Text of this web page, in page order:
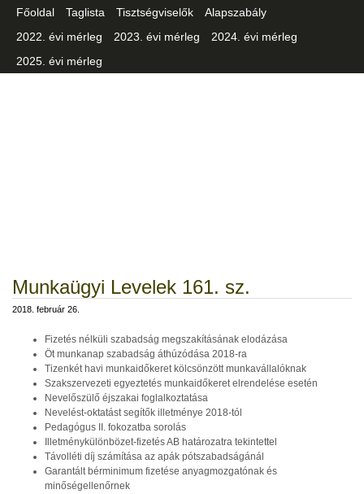
Főoldal Taglista Tisztségviselők
Alapszabály
2022. évi mérleg
2023. évi mérleg
2024. évi mérleg
2025. évi mérleg
Munkaügyi Levelek 161. sz.
2018. február 26.
Fizetés nélküli szabadság megszakításának elodázása
Öt munkanap szabadság áthúzódása 2018-ra
Tizenkét havi munkaidőkeret kölcsönzött munkavállalóknak
Szakszervezeti egyeztetés munkaidőkeret elrendelése esetén
Nevelőszülő éjszakai foglalkoztatása
Nevelést-oktatást segítők illetménye 2018-tól
Pedagógus II. fokozatba sorolás
Illetménykülönbözet-fizetés AB határozatra tekintettel
Távolléti díj számítása az apák pótszabadságánál
Garantált bérminimum fizetése anyagmozgatónak és
minőségellenőrnek